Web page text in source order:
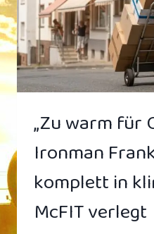
„Zu warm für
Ironman
komplett in
McFIT verlegt